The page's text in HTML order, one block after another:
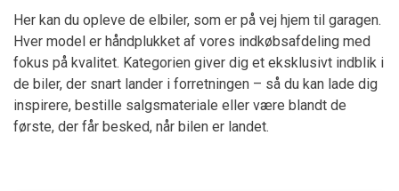
Her kan du opleve de elbiler, som er på vej hjem til garagen.
Hver model er håndplukket af vores indkøbsafdeling med
fokus på kvalitet. Kategorien giver dig et eksklusivt indblik i
de biler, der snart lander i forretningen – så du kan lade dig
inspirere, bestille salgsmateriale eller være blandt de
første, der får besked, når bilen er landet.